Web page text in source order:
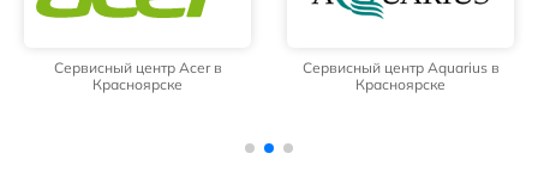
Сервисный центр Acer в
Красноярске
Сервисный центр Aquarius в
Красноярске